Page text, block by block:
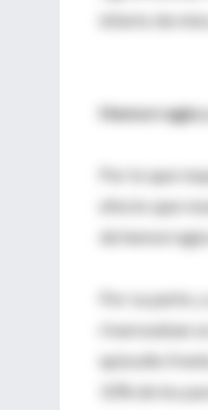
infarto de
Hemorragia
Por lo que
efecto que
de
Por su
rivaroxaban
episodio
10% de los